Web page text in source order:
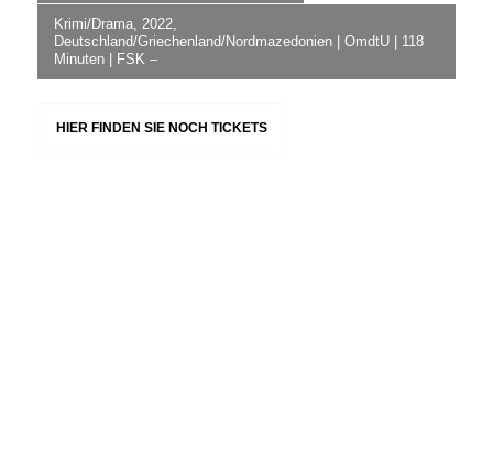
Krimi/Drama, 2022,
Deutschland/Griechenland/Nordmazedonien | OmdtU | 118
Minuten | FSK –
HIER FINDEN SIE NOCH TICKETS